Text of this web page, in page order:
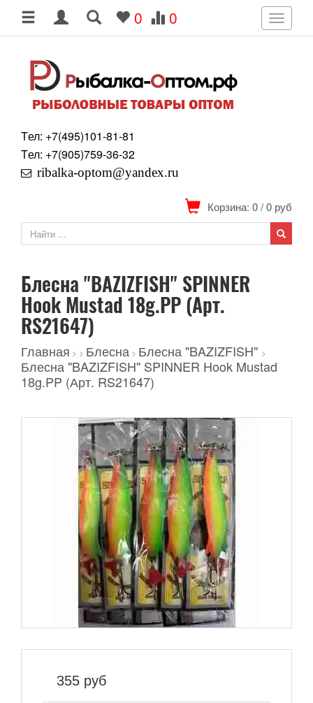
0 0
Toggle
Tел: +7(495)101-81-81
Tел: +7(905)759-36-32
ribalka-optom@yandex.ru
Корзина: 0/0 руб
Блесна "BAZIZFISH" SPINNER
Hook Mustad 18g.PP (Арт.
RS21647)
Главная > > Блесна > Блесна "BAZIZFISH" >
Блесна "BAZIZFISH" SPINNER Hook Mustad
18g.PP (Арт. RS21647)
355 руб